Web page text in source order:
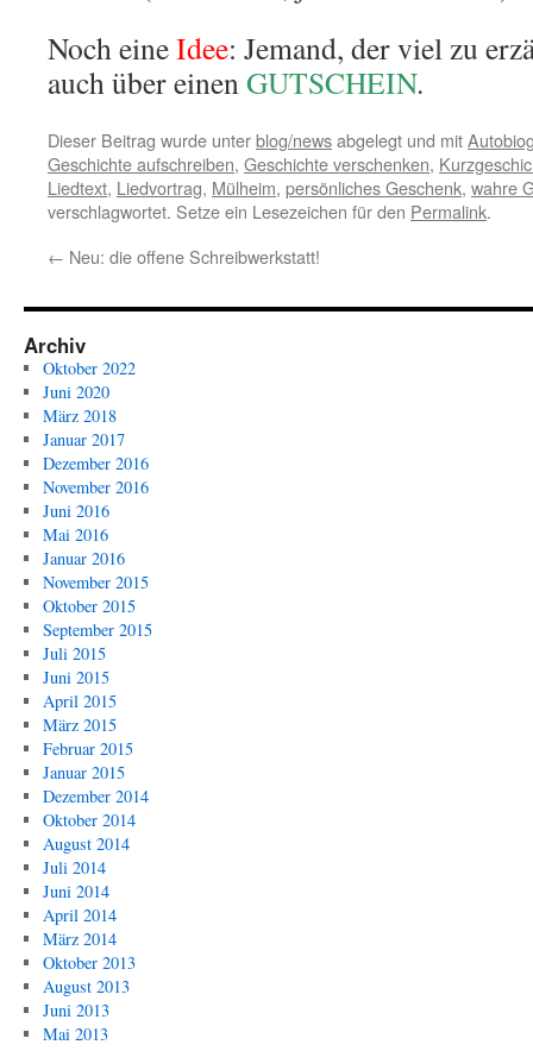
Noch eineIdee: Jemand, der viel zu
auch über einenGUTSCHEIN.
Dieser Beitrag wurde unterblog/newsabgelegt und mit
Geschichte aufschreiben, Geschichte verschenken,
Liedtext, Liedvortrag, Mülheim, persönliches Geschenk, wahre
verschlagwortet. Setze ein Lesezeichen für den Permalink.
← Neu: die offene Schreibwerkstatt!
Archiv
Oktober 2022
Juni 2020
März 2018
Januar 2017
Dezember 2016
November 2016
Juni 2016
Mai 2016
Januar 2016
November 2015
Oktober 2015
September 2015
Juli 2015
Juni 2015
April 2015
März 2015
Februar 2015
Januar 2015
Dezember 2014
Oktober 2014
August 2014
Juli 2014
Juni 2014
April 2014
März 2014
Oktober 2013
August 2013
Juni 2013
Mai 2013